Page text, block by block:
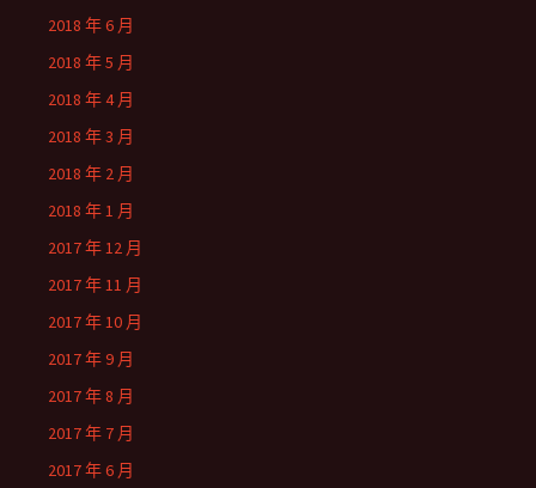
2018 年 6 月
2018 年 5 月
2018 年 4 月
2018 年 3 月
2018 年 2 月
2018 年 1 月
2017 年 12 月
2017 年 11 月
2017 年 10 月
2017 年 9 月
2017 年 8 月
2017 年 7 月
2017 年 6 月